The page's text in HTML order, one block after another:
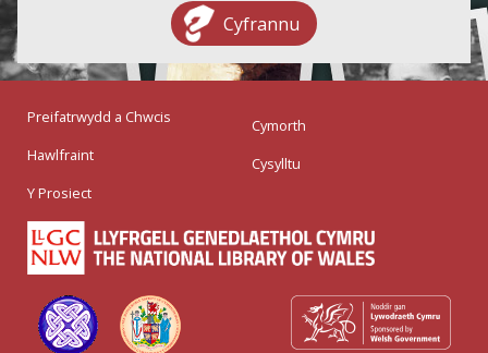
Cyfrannu
Preifatrwydd a Chwcis
Hawlfraint
Y Prosiect
Cymorth
Cysylltu